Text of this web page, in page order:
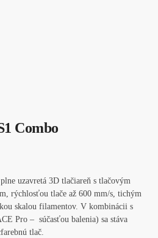
Combo
uzavretá 3D tlačiareň s tlačovým
rýchlosťou tlače až 600 mm/s, tichým
skalou filamentov. V kombinácii s
Pro – súčasťou balenia) sa stáva
tlač.